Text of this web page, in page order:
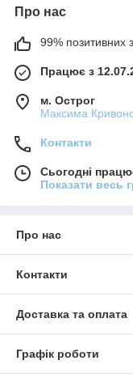
Про нас
99% позитивних з
Працює з
м. Острог
Максима
Контакти
Сьогодні
Показати весь
Про нас
Контакти
Доставка та оплата
Графік роботи